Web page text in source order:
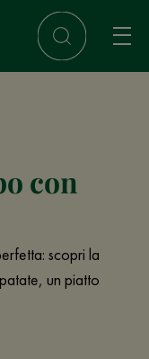
con
scopri la
un piatto